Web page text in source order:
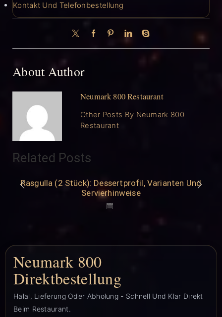
Kontakt Und Telefonbestellung
About Author
Neumark 800 Restaurant
Other Posts By Neumark 800
Restaurant
Related Posts
Rasgulla (2 Stück): Dessertprofil, Varianten Und
Servierhinweise
Neumark 800
Direktbestellung
Halal, Lieferung Oder Abholung - Schnell Und Klar Direkt
Beim Restaurant.